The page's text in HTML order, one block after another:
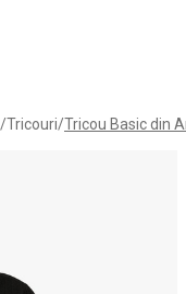
/Tricouri/Tricou Basic din